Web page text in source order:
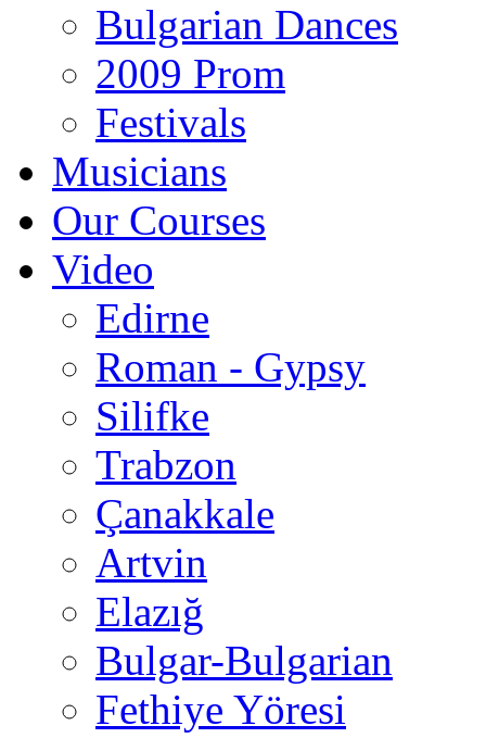
Bulgarian Dances
2009 Prom
Festivals
Musicians
Our Courses
Video
Edirne
Roman - Gypsy
Silifke
Trabzon
Çanakkale
Artvin
Elazığ
Bulgar-Bulgarian
Fethiye Yöresi